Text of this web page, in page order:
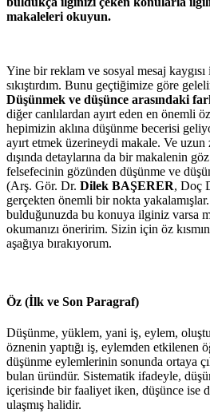
makaleleri okuyun.
Yine bir reklam ve sosyal mesaj
sıkıştırdım. Bunu geçtiğimize göre
Düşünmek ve düşünce arasındaki
diğer canlılardan ayırt eden en önemli
hepimizin aklına düşünme becerisi
ayırt etmek üzerineydi makale. Ve uzun
dışında detaylarına da bir makalenin
felsefecinin gözünden düşünme ve
(Arş. Gör. Dr. Dilek BAŞERER, Doç
gerçekten önemli bir nokta
bulduğunuzda bu konuya ilginiz varsa
okumanızı öneririm. Sizin için öz
aşağıya bırakıyorum.
Öz (İlk ve Son Paragraf)
Düşünme, yüklem, yani iş, eylem,
öznenin yaptığı iş, eylemden etkilenen
düşünme eylemlerinin sonunda ortaya
bulan üründür. Sistematik ifadeyle,
içerisinde bir faaliyet iken, düşünce ise
ulaşmış halidir.